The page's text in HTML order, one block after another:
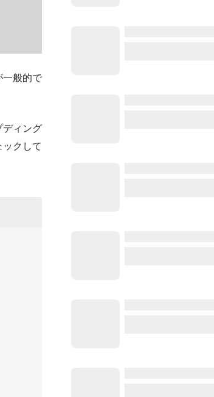
一般的で
ィング
クして